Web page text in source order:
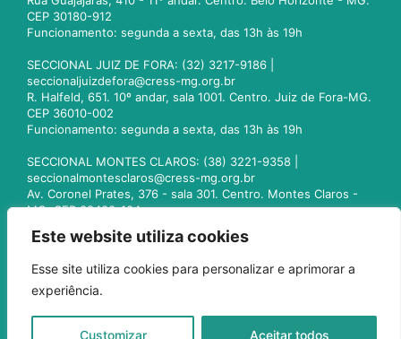
Este website utiliza cookies
Esse site utiliza cookies para personalizar e aprimorar a
experiência.
Customizar Aceitar todos
CEP 30180-912
Funcionamento: segunda a sexta, das 13h às 19h
SECCIONAL JUIZ DE FORA: (32) 3217-9186 |
seccionaljuizdefora@cress-mg.org.br
R. Halfeld, 651. 10º andar, sala 1001. Centro. Juiz de Fora-MG.
CEP 36010-002
Funcionamento: segunda a sexta, das 13h às 19h
SECCIONAL MONTES CLAROS: (38) 3221-9358 |
seccionalmontesclaros@cress-mg.org.br
Av. Coronel Prates, 376 - sala 301. Centro. Montes Claros -
MG. CEP 39400-104
seccionaluberlandia@cress-mg.org.br
Av. Afonso Pena, 547 - sala 101. Uberlândia - MG. CEP